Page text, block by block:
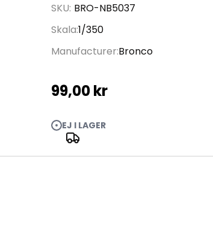
SKU BRO-NB5037
Skala1/350
Manufacturer Bronco
99,00 kr
EJ I LAGER